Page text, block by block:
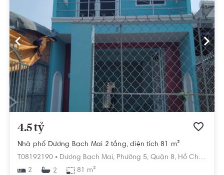
4.5 tỷ
Nhà phố Dương Bạch Mai 2 tầng, diện tích 81 m²
T08192190 • Dương Bạch Mai, Phường 5, Quận 8, Hồ Chí Minh
2
2 81 m²